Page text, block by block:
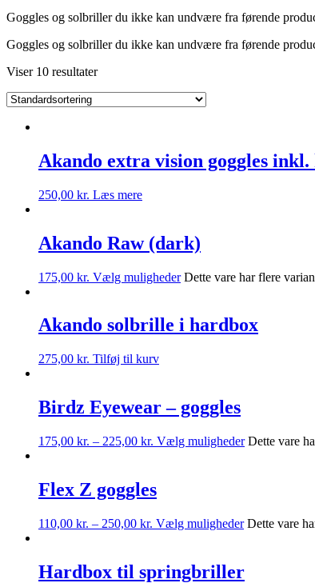
Goggles og solbriller du ikke kan undvære fra førende
Goggles og solbriller du ikke kan undvære fra førende
Viser 10 resultater
Akando extra vision goggles
250,00 kr. Læs mere
Akando Raw (dark)
175,00 kr. Vælg muligheder Dette vare har flere
Akando solbrille i hardbox
275,00 kr. Tilføj til kurv
Birdz Eyewear – goggles
175,00 kr. – 225,00 kr. Vælg muligheder Dette vare
Flex Z goggles
110,00 kr. – 250,00 kr. Vælg muligheder Dette vare
Hardbox til springbriller